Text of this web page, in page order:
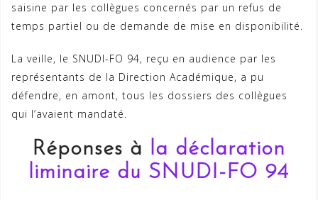
saisine par les collègues concernés par un refus de
temps partiel ou de demande de mise en disponibilité.
La veille, le SNUDI-FO 94, reçu en audience par les
représentants de la Direction Académique, a pu
défendre, en amont, tous les dossiers des collègues
qui l’avaient mandaté.
Réponses à la déclaration
liminaire du SNUDI-FO 94